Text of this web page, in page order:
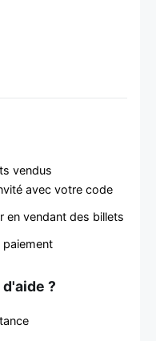
vendus
avec votre code
en vendant des billets
?